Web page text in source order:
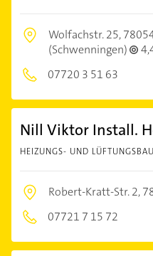
Wolfachstr. 25,
(Schwenningen)
07720 3 51 63
Nill Viktor Install.
HEIZUNGS- UND LÜFTUNGSBAU
Robert-Kratt-Str. 2,
07721 7 15 72